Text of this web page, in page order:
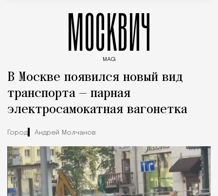
МОСКВИЧ
MAG
В Москве появился новый вид
транспорта — парная
электросамокатная вагонетка
Город Андрей Молчанов